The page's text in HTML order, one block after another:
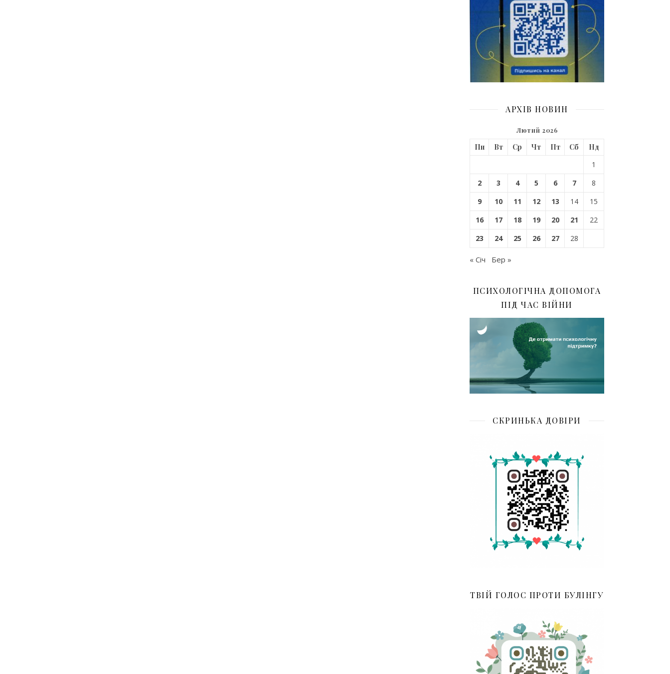
АРХІВ НОВИН
Лютий 2026
Пн Вт Ср Чт Пт Сб
Нд
1
2
3 4 5 6 7
8
9
10 11 12 13 14
15
16
17 18 19 20 21
22
23
24 25 26 27 28
« Січ Бер »
ПСИХОЛОГІЧНА ДОПОМОГА
ПІД ЧАС ВІЙНИ
СКРИНЬКА ДОВІРИ
ТВІЙ ГОЛОС ПРОТИ БУЛІНГУ